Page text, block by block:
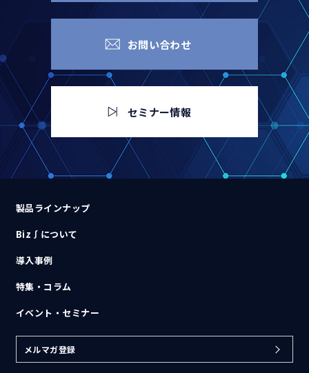
お問い合わせ
セミナー情報
製品ラインナップ
Biz∫について
導入事例
特集・コラム
イベント・セミナー
メルマガ登録